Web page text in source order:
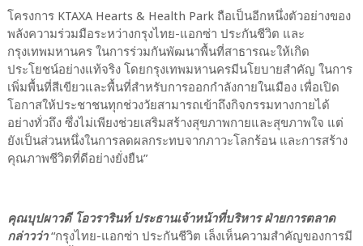
โครงการ KTAXA Hearts & Health Park ถือเป็นอีกหนึ่งตัวอย่างของ
พลังความร่วมมือระหว่างกรุงไทย-แอกซ่า ประกันชีวิต และ
กรุงเทพมหานคร ในการร่วมกันพัฒนาพื้นที่สาธารณะให้เกิด
ประโยชน์อย่างแท้จริง โดยกรุงเทพมหานครมีนโยบายสำคัญ ในการ
เพิ่มพื้นที่สีเขียวและพื้นที่สำหรับการออกกำลังกายในเมือง เพื่อเปิด
โอกาสให้ประชาชนทุกช่วงวัยสามารถเข้าถึงกิจกรรมทางกายได้
อย่างทั่วถึง ซึ่งไม่เพียงช่วยเสริมสร้างสุขภาพกายและสุขภาพใจ แต่
ยังเป็นส่วนหนึ่งในการลดผลกระทบจากภาวะโลกร้อน และการสร้าง
คุณภาพชีวิตที่ดีอย่างยั่งยืน”
คุณบุปผาวดี โอวรารินท์ ประธานเจ้าหน้าที่บริหาร ฝ่ายการตลาด
กล่าวว่า“กรุงไทย-แอกซ่า ประกันชีวิต เล็งเห็นความสำคัญของการมี